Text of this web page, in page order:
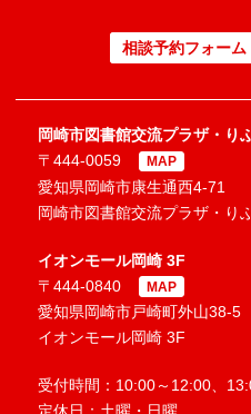
相談予約フォーム
岡崎市図書館交流プラザ・り
〒444-0059
MAP
愛知県岡崎市康生通西4-71
岡崎市図書館交流プラザ・り
イオンモール岡崎 3F
〒444-0840
MAP
愛知県岡崎市戸崎町外山38-5
イオンモール岡崎 3F
受付時間：10:00～12:00、